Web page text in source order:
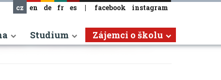
cz en de fr es | facebook instagram
Studium Zájemci o školu